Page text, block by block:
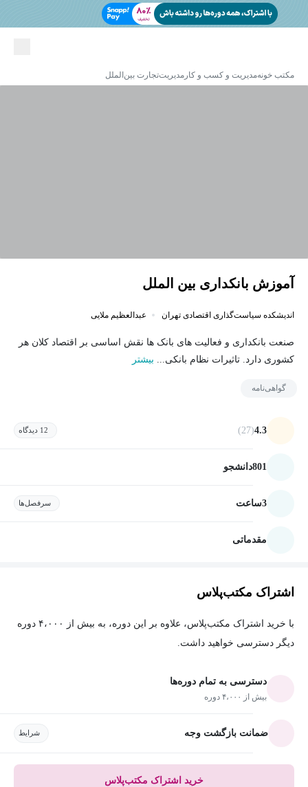
مکتب خونهمدیریت و کسب و کار مدیریتتجارت بین‌الملل
آموزش بانکداری بین الملل
اندیشکده سیاست‌گذاری اقتصادی تهران عبدالعظیم ملایی
صنعت بانکداری و فعالیت های بانک ها نقش اساسی بر اقتصاد کلان هر
کشوری دارد. تاثیرات نظام بانکی... بیشتر
گواهی‌نامه
4.3
(27) 12 دیدگاه
801دانشجو
3ساعت سرفصل‌ها
مقدماتی
اشتراک مکتب‌پلاس
با خرید اشتراک مکتب‌پلاس، علاوه بر این دوره، به بیش از ۴،۰۰۰ دوره
دیگر دسترسی خواهید داشت.
دسترسی به تمام دوره‌ها
بیش از ۴،۰۰۰ دوره
ضمانت بازگشت وجه شرایط
خرید اشتراک مکتب‌پلاس